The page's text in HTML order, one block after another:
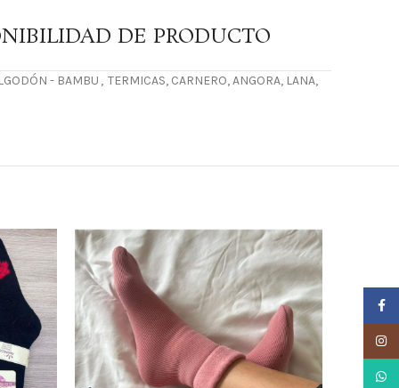
DE PRODUCTO
- BAMBU , TERMICAS, CARNERO, ANGORA, LANA,